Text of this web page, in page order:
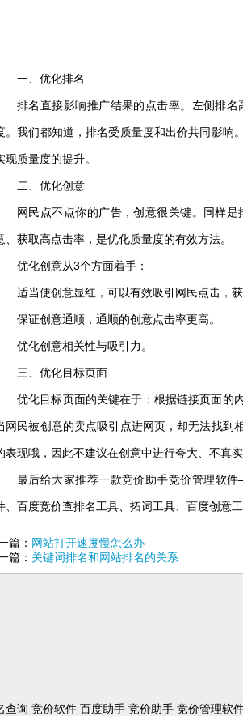
一、优化排名
排名直接影响推广结果的点击率。左侧排
。我们都知道，排名受质量度和出价共同影响
现质量度的提升。
二、优化创意
网民点不点你的广告，创意很关键。同样
、获取高点击率，是优化质量度的有效方法。
优化创意从3个方面着手：
适当使创意显红，可以有效吸引网民点击，获
保证创意通顺，通顺的创意点击率更高。
优化创意相关性与吸引力。
三、优化目标页面
优化目标页面的关键在于：根据链接页面的
网民被创意的卖点吸引点进网页，却无法找到
表现哦，因此不建议在创意中进行夸大、不真实
最后给大家推荐一款竞价助手竞价管理软
、百度竞价查排名工具、拓词工具、百度创意
篇： 网站打开速度慢怎么办
篇： 关键词排名和网站排名的关系
查询 竞价软件 百度助手 竞价助手 竞价管理软